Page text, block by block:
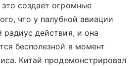
создает огромные
что у палубной авиации
радиус действия, и она
бесполезной в момент
Китай продемонстрировал